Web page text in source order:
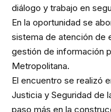
diálogo y trabajo en
En la oportunidad se
sistema de atención de
gestión de información
Metropolitana.
El encuentro se realizó
Justicia y Seguridad de
paso más en la